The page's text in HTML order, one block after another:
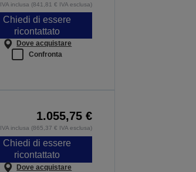
IVA inclusa (841,81 € IVA esclusa)
Chiedi di essere
ricontattato
Dove acquistare
Confronta
1.055,75 €
IVA inclusa (865,37 € IVA esclusa)
Chiedi di essere
ricontattato
Dove acquistare